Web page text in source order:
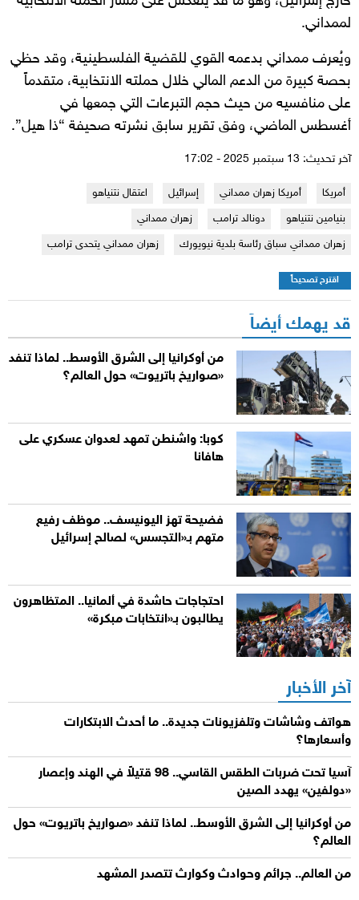
لممداني.
ويُعرف ممداني بدعمه القوي للقضية الفلسطينية، وقد حظي
بحصة كبيرة من الدعم المالي خلال حملته الانتخابية، متقدماً
على منافسيه من حيث حجم التبرعات التي جمعها في
أغسطس الماضي، وفق تقرير سابق نشرته صحيفة “ذا هيل”.
آخر تحديث: 13 سبتمبر 2025 - 17:02
أمريكا أمريكا زهران ممداني إسرائيل
اعتقال نتنياهو
بنيامين نتنياهو
دونالد ترامب
زهران ممداني
زهران ممداني سباق رئاسة بلدية نيويورك
زهران ممداني يتحدى ترامب
اقترح تصحيحاً
قد يهمك أيضاً
من أوكرانيا إلى الشرق الأوسط.. لماذا تنفد
«صواريخ باتريوت» حول العالم؟
كوبا: واشنطن تمهد لعدوان عسكري على
هافانا
فضيحة تهز اليونيسف.. موظف رفيع
متهم بـ«التجسس» لصالح إسرائيل
احتجاجات حاشدة في ألمانيا.. المتظاهرون
يطالبون بـ«انتخابات مبكرة»
آخر الأخبار
هواتف وشاشات وتلفزيونات جديدة.. ما أحدث الابتكارات
وأسعارها؟
آسيا تحت ضربات الطقس القاسي.. 98 قتيلاً في الهند وإعصار
«دولفين» يهدد الصين
من أوكرانيا إلى الشرق الأوسط.. لماذا تنفد «صواريخ باتريوت» حول
العالم؟
من العالم.. جرائم وحوادث وكوارث تتصدر المشهد